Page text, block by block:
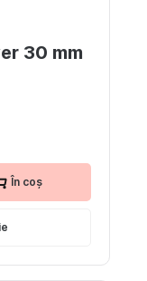
30 mm
În coș